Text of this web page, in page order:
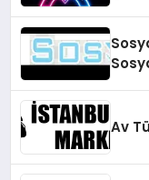
Av